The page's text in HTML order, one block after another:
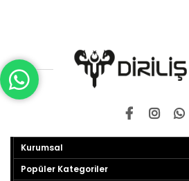
Kurumsal
Popüler Kategoriler